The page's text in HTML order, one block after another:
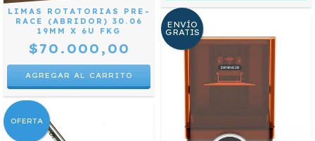
LIMAS ROTATORIAS PRE-
RACE (ABRIDOR) 30.06
19MM X 6U FKG
$70.000,00
OFERTA
ENVÍO
GRATIS